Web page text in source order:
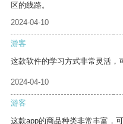
区的线路。
2024-04-10
游客
这款软件的学习方式非常灵活，
2024-04-10
游客
这款app的商品种类非常丰富，